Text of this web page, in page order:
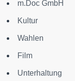
m.Doc GmbH
Kultur
Wahlen
Film
Unterhaltung